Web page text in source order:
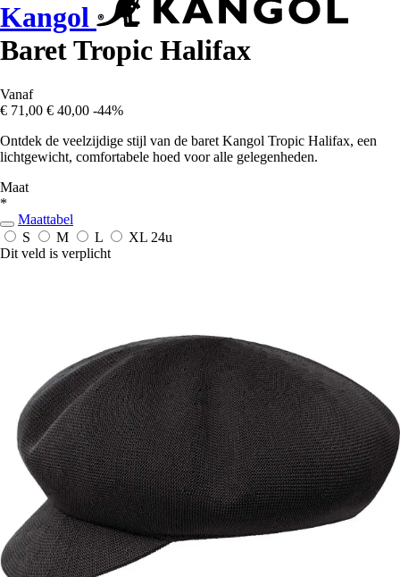
Kangol
Baret Tropic Halifax
Vanaf
€ 71,00 € 40,00 -44%
Ontdek de veelzijdige stijl van de baret Kangol Tropic Halifax, een
lichtgewicht, comfortabele hoed voor alle gelegenheden.
Maat
*
Maattabel
S
M L XL 24u
Dit veld is verplicht